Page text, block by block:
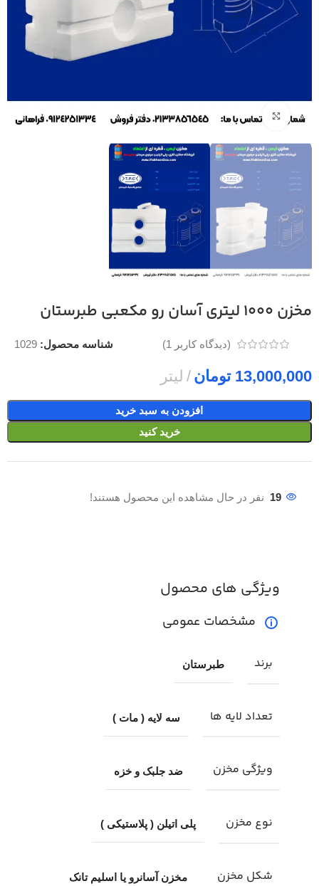
بزرگنمایی تصویر
مخزن 1000 لیتری آسان رو مکعبی طبرستان
(دیدگاه کاربر 1
) شناسه محصول: 1029
تومان
افزودن به سبد خرید
خرید کنید
19 نفر در حال مشاهده این محصول هستند!
ویژگی های محصول
مشخصات عمومی
برند طبرستان
تعداد لایه ها سه لایه ( مات )
ویژگی مخزن ضد جلبک و خزه
نوع مخزن پلی اتیلن ( پلاستیکی )
شکل مخزن مخزن آسانرو یا اسلیم تانک